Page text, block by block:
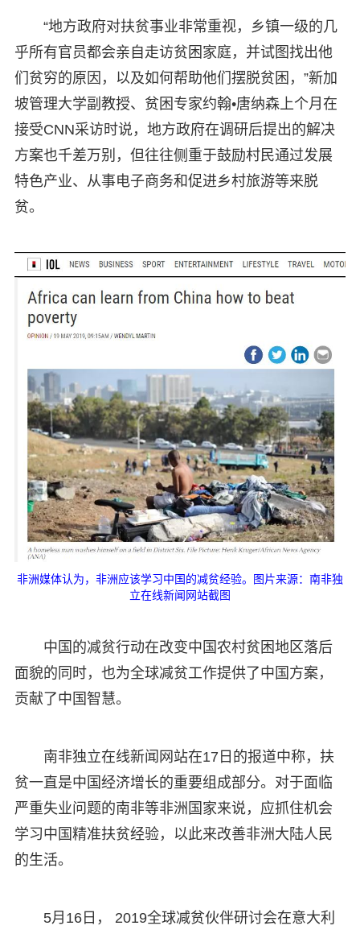
“地方政府对扶贫事业非常重视，乡镇一级的几
乎所有官员都会亲自走访贫困家庭，并试图找出他
们贫穷的原因，以及如何帮助他们摆脱贫困，”新加
坡管理大学副教授、贫困专家约翰•唐纳森上个月在
接受CNN采访时说，地方政府在调研后提出的解决
方案也千差万别，但往往侧重于鼓励村民通过发展
特色产业、从事电子商务和促进乡村旅游等来脱
贫。
非洲媒体认为，非洲应该学习中国的减贫经验。图片来源：南非独
立在线新闻网站截图
中国的减贫行动在改变中国农村贫困地区落后
面貌的同时，也为全球减贫工作提供了中国方案，
贡献了中国智慧。
南非独立在线新闻网站在17日的报道中称，扶
贫一直是中国经济增长的重要组成部分。对于面临
严重失业问题的南非等非洲国家来说，应抓住机会
学习中国精准扶贫经验，以此来改善非洲大陆人民
的生活。
5月16日， 2019全球减贫伙伴研讨会在意大利